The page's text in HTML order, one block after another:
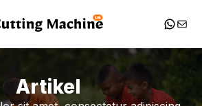
Mail
Artikel